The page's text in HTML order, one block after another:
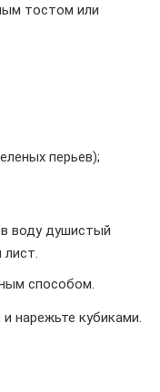
тостом или
перьев);
воду душистый
способом.
нарежьте кубиками.